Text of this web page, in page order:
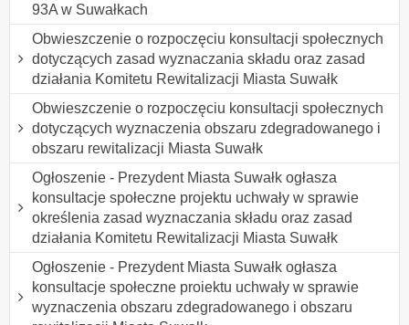
93A w Suwałkach
Obwieszczenie o rozpoczęciu konsultacji społecznych
dotyczących zasad wyznaczania składu oraz zasad
działania Komitetu Rewitalizacji Miasta Suwałk
Obwieszczenie o rozpoczęciu konsultacji społecznych
dotyczących wyznaczenia obszaru zdegradowanego i
obszaru rewitalizacji Miasta Suwałk
Ogłoszenie - Prezydent Miasta Suwałk ogłasza
konsultacje społeczne projektu uchwały w sprawie
określenia zasad wyznaczania składu oraz zasad
działania Komitetu Rewitalizacji Miasta Suwałk
Ogłoszenie - Prezydent Miasta Suwałk ogłasza
konsultacje społeczne proiektu uchwały w sprawie
wyznaczenia obszaru zdegradowanego i obszaru